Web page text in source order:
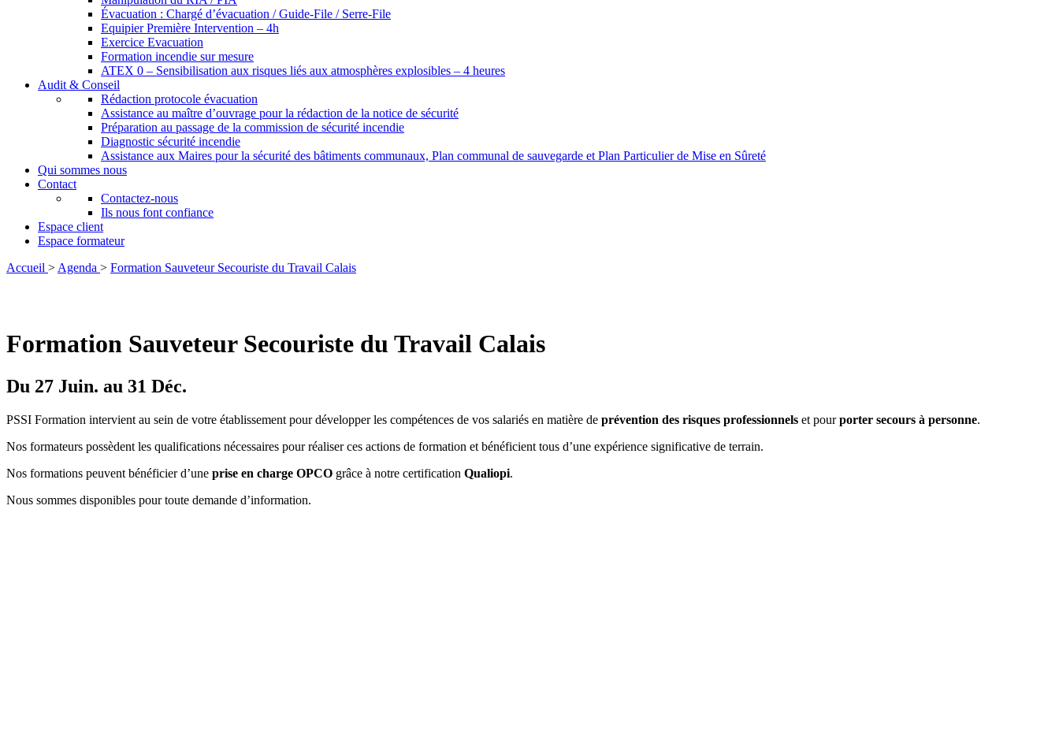
Évacuation : Chargé d’évacuation / Guide-File / Serre-File
Equipier Première Intervention – 4h
Exercice Evacuation
Formation incendie sur mesure
ATEX 0 – Sensibilisation aux risques liés aux atmosphères explosibles – 4 heures
Audit & Conseil
Rédaction protocole évacuation
Assistance au maître d’ouvrage pour la rédaction de la notice de sécurité
Préparation au passage de la commission de sécurité incendie
Diagnostic sécurité incendie
Assistance aux Maires pour la sécurité des bâtiments communaux, Plan communal de sauvegarde et Plan Particulier de Mise en Sûreté
Qui sommes nous
Contact
Contactez-nous
Ils nous font confiance
Espace client
Espace formateur
Accueil > Agenda > Formation Sauveteur Secouriste du Travail Calais
Formation Sauveteur Secouriste du Travail Calais
Du 27 Juin. au 31 Déc.
PSSI Formation intervient au sein de votre établissement pour développer les compétences de vos salariés en matière de prévention des risques professionnels et pourporter secours à personne.
Nos formateurs possèdent les qualifications nécessaires pour réaliser ces actions de formation et bénéficient tous d’une expérience significative de terrain.
Nos formations peuvent bénéficier d’une prise en charge OPCO grâce à notre certification Qualiopi.
Nous sommes disponibles pour toute demande d’information.